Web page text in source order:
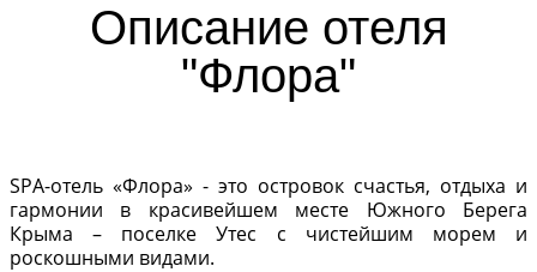
Описание отеля
"Флора"
SPA-отель «Флора» - это островок счастья, отдыха и
гармонии в красивейшем месте Южного Берега
Крыма – поселке Утес с чистейшим морем и
роскошными видами.